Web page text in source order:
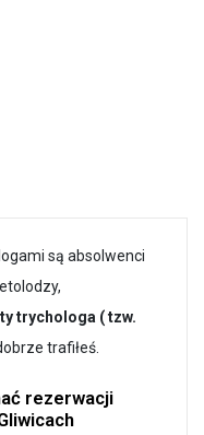
są absolwenci
trychologa ( tzw.
trafiłeś.
rezerwacji